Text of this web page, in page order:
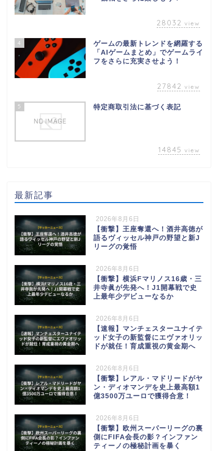
28032 view
4
ゲームの最新トレンドを網羅する
「AIゲームまとめ」でゲームライ
フをさらに充実させよう！
27842 view
5 特定商取引法に基づく表記
14845 view
最新記事
2026年8月6日
【衝撃】王座奪還へ！酒井高徳が
語るヴィッセル神戸の野望と新J
リーグの覚悟
2026年8月6日
【衝撃】横浜Fマリノス16歳・三
井寺眞が先発へ！J1開幕戦で史
上最年少デビューなるか
2026年8月6日
【速報】マンチェスターユナイテ
ッド女子の新監督にエヴァオリッ
ドが就任！育成重視の黄金期へ
2026年8月6日
【衝撃】レアル・マドリードがヤ
ン・ディオマンデを史上最高額1
億3500万ユーロで獲得合意！
2026年8月6日
【衝撃】欧州スーパーリーグの裏
側にFIFA会長の影？インファン
ティーノの極秘計画を暴く